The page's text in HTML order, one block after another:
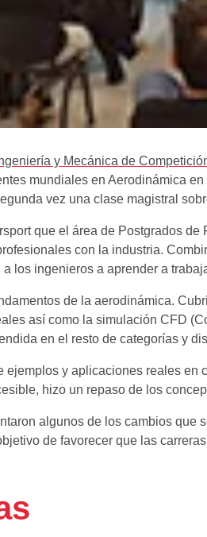
y Mecánica de
mundiales en Aerodinámica
vez una clase magistral
que el área de Postgrados
con la industria.
los ingenieros a aprender a
de la aerodinámica.
así como la simulación CFD
en el resto de categorías y
ejemplos y aplicaciones reales
hizo un repaso de los
algunos de los cambios
de favorecer que las